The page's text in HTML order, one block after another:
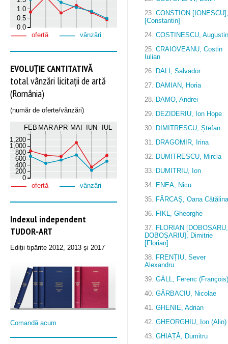
0.0
0.5
1.0
ofertă vânzări
EVOLUȚIE CANTITATIVĂ
total vânzări licitații de artă
(România)
(număr de oferte/vânzări)
FEB MARAPR MAI IUN IUL
0
200
400
600
800
1,000
1,200
ofertă vânzări
Indexul independent
TUDOR‑ART
Ediții tipărite 2012, 2013 și 2017
Comandă acum
23. CONSTION [IONESCU],
[Constantin]
24. COSTINESCU, Augustin
25. CRAIOVEANU, Costin
Iulian
26. DALI, Salvador
27. DAMIAN, Horia
28. DAMO, Andrei
29. DEZIDERIU, Ion Hope
30. DIMITRESCU, Ștefan
31. DRAGOMIR, Irina
32. DUMITRESCU, Mircia
33. DUMITRIU, Ion
34. ENEA, Nicu
35. FĂRCAȘ, Oana Cătălina
36. FIKL, Gheorghe
37. FLORIAN [DOBOȘARU,
DOBOȘARIU], Dimitrie
[Florian]
38. FRENȚIU, Sever
Alexandru
39. GÁLL, Ferenc (François)
40. GÂRBACIU, Nicolae
41. GHENIE, Adrian
42. GHEORGHIU, Ion (Alin)
43. GHIAȚĂ, Dumitru